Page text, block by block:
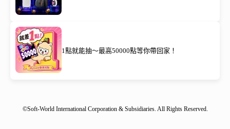
1點就能抽～最高50000點等你帶回家！
©Soft-World International Corporation & Subsidiaries. All Rights Reserved.